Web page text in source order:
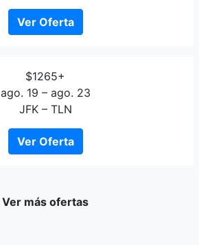
Ver Oferta
$1265+
ago. 19 – ago. 23
JFK – TLN
Ver Oferta
Ver más ofertas